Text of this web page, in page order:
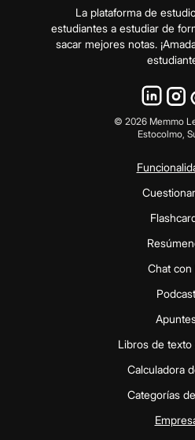
La plataforma de
estudiantes a estudiar de
sacar mejores notas.
© 2026Memmo
Estocolmo,
Chat con
Podcast
Libros de texto
Calculadora
Categorías